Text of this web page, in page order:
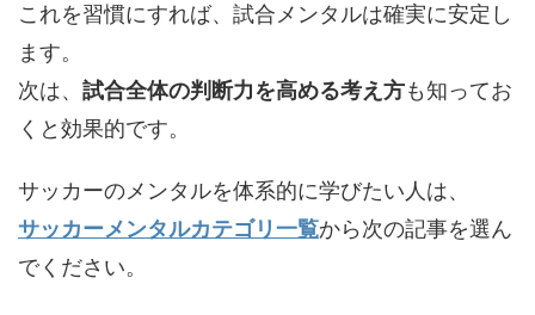
これを習慣にすれば、試合メンタルは確実に安定し
ます。
次は、 試合全体の判断力を高める考え方も知ってお
くと効果的です。
サッカーのメンタルを体系的に学びたい人は、
サッカーメンタルカテゴリ一覧から次の記事を選ん
でください。